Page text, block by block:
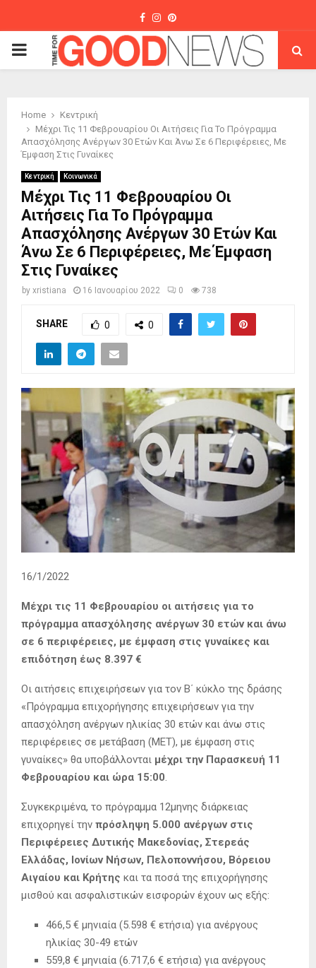
Facebook
Instagram
Pinterest
PRIMARY
Home
Κεντρική
Μέχρι Τις 11 Φεβρουαρίου Οι Αιτήσεις Για Το Πρόγραμμα
Απασχόλησης Ανέργων 30 Ετών Και Άνω Σε 6 Περιφέρειες, Με
Έμφαση Στις Γυναίκες
Κεντρική Κοινωνικά
Μέχρι Τις 11 Φεβρουαρίου Οι
Αιτήσεις Για Το Πρόγραμμα
Απασχόλησης Ανέργων 30 Ετών Και
Άνω Σε 6 Περιφέρειες, Με Έμφαση
Στις Γυναίκες
by xristiana 16 Ιανουαρίου 2022 0 738
SHARE 0 0
16/1/2022
Μέχρι τις 11 Φεβρουαρίου οι αιτήσεις για το
πρόγραμμα απασχόλησης ανέργων 30 ετών και άνω
σε 6 περιφέρειες, με έμφαση στις γυναίκες και
επιδότηση έως 8.397 €
Οι αιτήσεις επιχειρήσεων για τον Β΄ κύκλο της δράσης
«Πρόγραμμα επιχορήγησης επιχειρήσεων για την
απασχόληση ανέργων ηλικίας 30 ετών και άνω στις
περιφέρειες σε μετάβαση (MΕΤ), με έμφαση στις
γυναίκες» θα υποβάλλονται μέχρι την Παρασκευή 11
Φεβρουαρίου και ώρα 15:00.
Συγκεκριμένα, το πρόγραμμα 12μηνης διάρκειας
επιχορηγεί την πρόσληψη 5.000 ανέργων στις
Περιφέρειες Δυτικής Μακεδονίας, Στερεάς
Ελλάδας, Ιονίων Νήσων, Πελοποννήσου, Βόρειου
Αιγαίου και Κρήτης και τα ποσά της επιχορήγησης
μισθού και ασφαλιστικών εισφορών έχουν ως εξής:
466,5 € μηνιαία (5.598 € ετήσια) για ανέργους
ηλικίας 30-49 ετών
559,8 € μηνιαία (6.717,6 € ετήσια) για ανέργους